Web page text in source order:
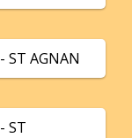
- ST AGNAN
- ST